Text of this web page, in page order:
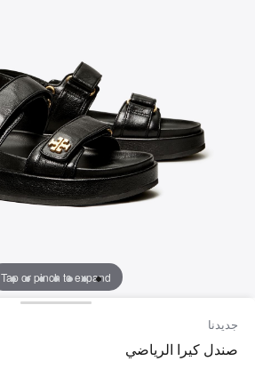
Tap or pinch to expand
جديدنا
صندل كيرا الرياضي